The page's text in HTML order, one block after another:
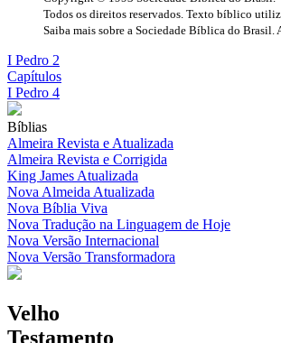
Todos os direitos reservados. Texto bíblico
Saiba mais sobre a Sociedade Bíblica do Brasil.
I Pedro 2
Capítulos
I Pedro 4
Bíblias
Almeira Revista e Atualizada
Almeira Revista e Corrigida
King James Atualizada
Nova Almeida Atualizada
Nova Bíblia Viva
Nova Tradução na Linguagem de Hoje
Nova Versão Internacional
Nova Versão Transformadora
Velho
Testamento